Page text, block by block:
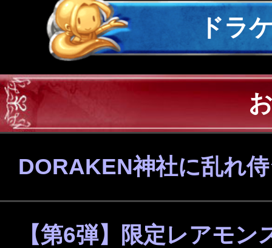
ドラ
DORAKEN神社に乱れ
【第6弾】限定レアモン